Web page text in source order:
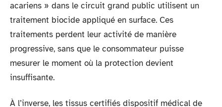
acariens » dans le circuit grand public utilisent un
traitement biocide appliqué en surface. Ces
traitements perdent leur activité de manière
progressive, sans que le consommateur puisse
mesurer le moment où la protection devient
insuffisante.
À l’inverse, les tissus certifiés dispositif médical de